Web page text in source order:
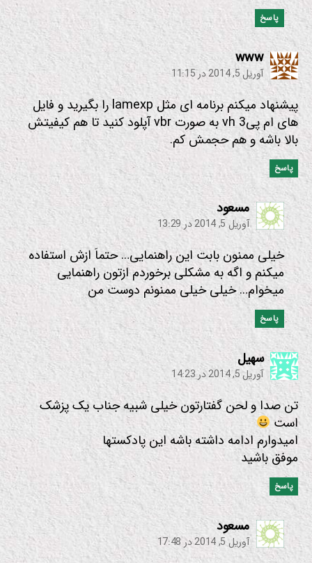
پاسخ
www
:
آوریل 5, 2014 در 11:15
پیشنهاد میکنم برنامه ای مثل lamexp را بگیرید و فایل
های ام پی3 vh به صورت vbr آپلود کنید تا هم کیفیتش
بالا باشه و هم حجمش کم.
پاسخ
مسعود:
آوریل 5, 2014 در 13:29
خیلی ممنون بابت این راهنمایی… حتماَ ازش استفاده
میکنم و اگه به مشکلی برخوردم ازتون راهنمایی
میخوام… خیلی خیلی ممنونم دوست من
پاسخ
سهیل
آوریل 5, 2014 در 14:23
تن صدا و لحن گفتارتون خیلی شبیه جناب یک پزشک
است
امیدوارم ادامه داشته باشه این پادکستها
موفق باشید
پاسخ
مسعود:
آوریل 5, 2014 در 17:48